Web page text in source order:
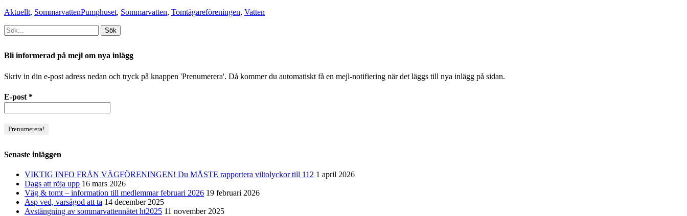
Kategorier
Aktuellt, SommarvattenTaggar
Pumphuset, Sommarvatten, Tomtägareföreningen, Vatten
Sök
efter:
Bli informerad på mejl om nya inlägg
Skriv in din e-post adress nedan och tryck på knappen 'Prenumerera'. Då kommer du automatiskt få en mejl-notifiering när det läggs till nya inlägg på sidan.
E-post *
Senaste inläggen
VIKTIG INFO FRÅN VÄGFÖRENINGEN! Du MÅSTE rapportera viltolyckor till 112 1 april 2026
Dags att röja upp 16 mars 2026
Väg & tomt – information till medlemmar februari 2026 19 februari 2026
Asp ved, varsågod att ta 14 december 2025
Avstängning av sommarvattennätet ht2025 11 november 2025